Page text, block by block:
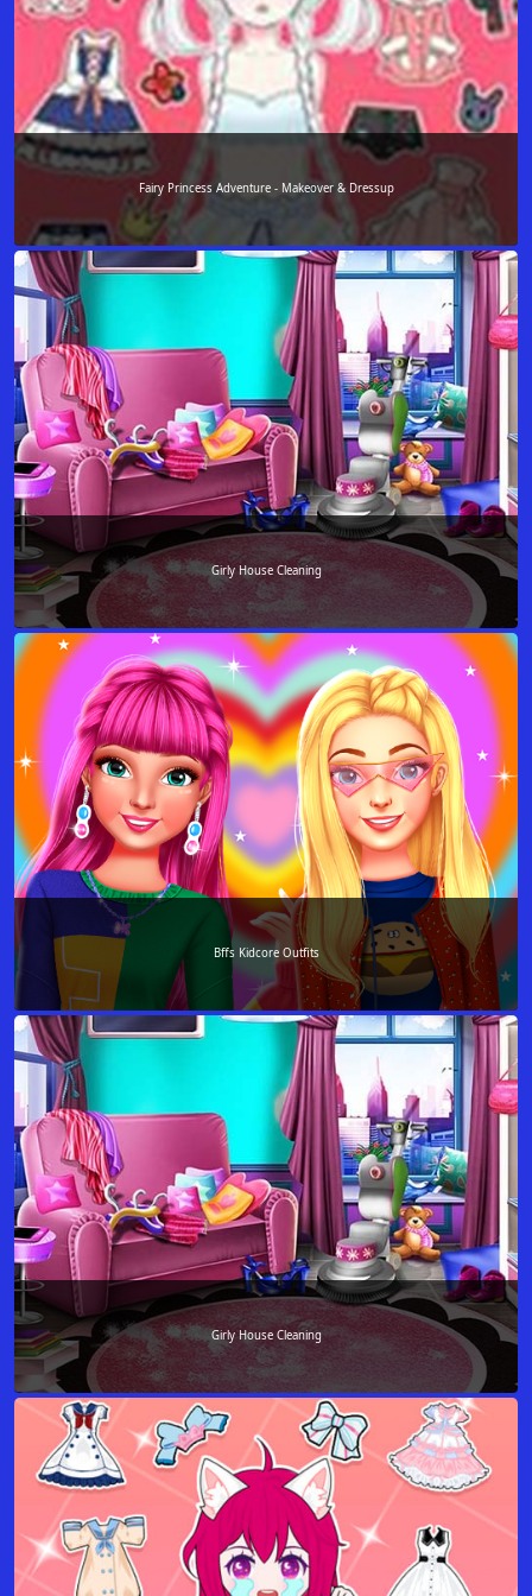
Fairy Princess Adventure - Makeover & Dressup
Girly House Cleaning
Bffs Kidcore Outfits
Girly House Cleaning